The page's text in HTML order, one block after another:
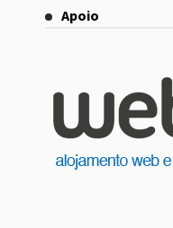
Apoio